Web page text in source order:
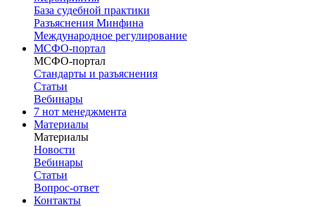
База судебной практики
Разъяснения Минфина
Международное регулирование
МСФО-портал
МСФО-портал
Стандарты и разъяснения
Статьи
Вебинары
7 нот менеджмента
Материалы
Материалы
Новости
Вебинары
Статьи
Вопрос-ответ
Контакты